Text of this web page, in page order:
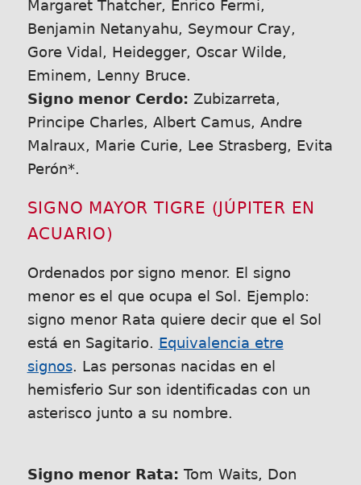
Margaret Thatcher, Enrico Fermi,
Benjamin Netanyahu, Seymour Cray,
Gore Vidal, Heidegger, Oscar Wilde,
Eminem, Lenny Bruce.
Signo menor Cerdo: Zubizarreta,
Principe Charles, Albert Camus, Andre
Malraux, Marie Curie, Lee Strasberg, Evita
Perón*.
SIGNO MAYOR TIGRE (JÚPITER EN
ACUARIO)
Ordenados por signo menor. El signo
menor es el que ocupa el Sol. Ejemplo:
signo menor Rata quiere decir que el Sol
está en Sagitario. Equivalencia etre
signos. Las personas nacidas en el
hemisferio Sur son identificadas con un
asterisco junto a su nombre.
Signo menor Rata: Tom Waits, Don